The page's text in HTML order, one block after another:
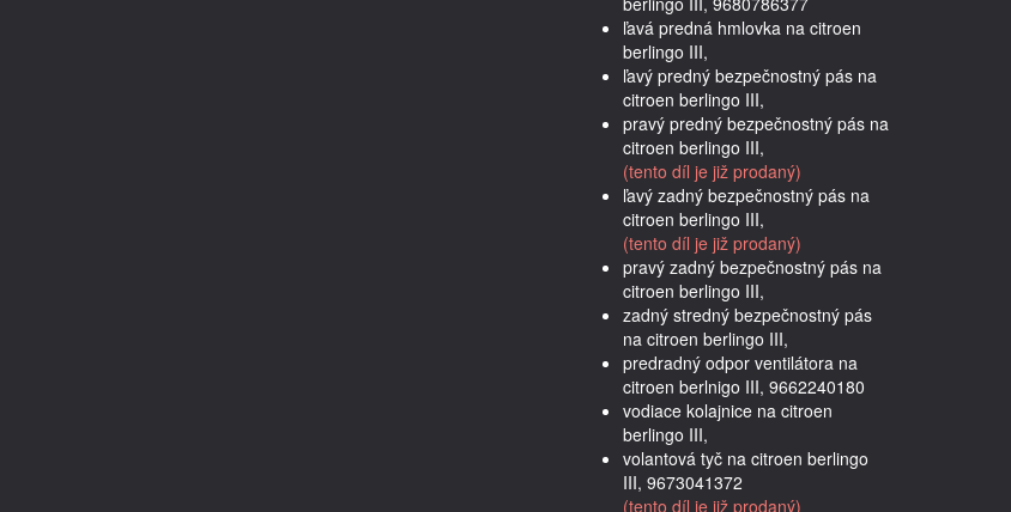
ľavá predná hmlovka na citroen
berlingo III,
ľavý predný bezpečnostný pás na
citroen berlingo III,
pravý predný bezpečnostný pás na
citroen berlingo III,
(tento díl je již prodaný)
ľavý zadný bezpečnostný pás na
citroen berlingo III,
(tento díl je již prodaný)
pravý zadný bezpečnostný pás na
citroen berlingo III,
zadný stredný bezpečnostný pás
na citroen berlingo III,
predradný odpor ventilátora na
citroen berlnigo III, 9662240180
vodiace kolajnice na citroen
berlingo III,
volantová tyč na citroen berlingo
III, 9673041372
(tento díl je již prodaný)